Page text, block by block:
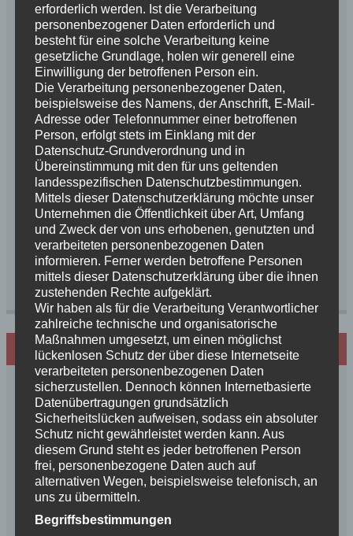
E-Mail-Adresse*
Website
Name, E-Mail-Adresse und Website in diesem
Browser für meinen nächsten Kommentar
speichern.
Hundezucht mit Herz
erforderlich werden. Ist die Verarbeitung
personenbezogener Daten erforderlich und
besteht für eine solche Verarbeitung keine
gesetzliche Grundlage, holen wir generell eine
Einwilligung der betroffenen Person ein.
Die Verarbeitung personenbezogener Daten,
beispielsweise des Namens, der Anschrift, E-Mail-
Adresse oder Telefonnummer einer betroffenen
Person, erfolgt stets im Einklang mit der
Datenschutz-Grundverordnung und in
Übereinstimmung mit den für uns geltenden
landesspezifischen Datenschutzbestimmungen.
Mittels dieser Datenschutzerklärung möchte unser
Unternehmen die Öffentlichkeit über Art, Umfang
und Zweck der von uns erhobenen, genutzten und
verarbeiteten personenbezogenen Daten
informieren. Ferner werden betroffene Personen
mittels dieser Datenschutzerklärung über die ihnen
zustehenden Rechte aufgeklärt.
Wir haben als für die Verarbeitung Verantwortlicher
zahlreiche technische und organisatorische
Maßnahmen umgesetzt, um einen möglichst
lückenlosen Schutz der über diese Internetseite
verarbeiteten personenbezogenen Daten
sicherzustellen. Dennoch können Internetbasierte
Datenübertragungen grundsätzlich
Sicherheitslücken aufweisen, sodass ein absoluter
Schutz nicht gewährleistet werden kann. Aus
diesem Grund steht es jeder betroffenen Person
frei, personenbezogene Daten auch auf
alternativen Wegen, beispielsweise telefonisch, an
uns zu übermitteln.
Begriffsbestimmungen